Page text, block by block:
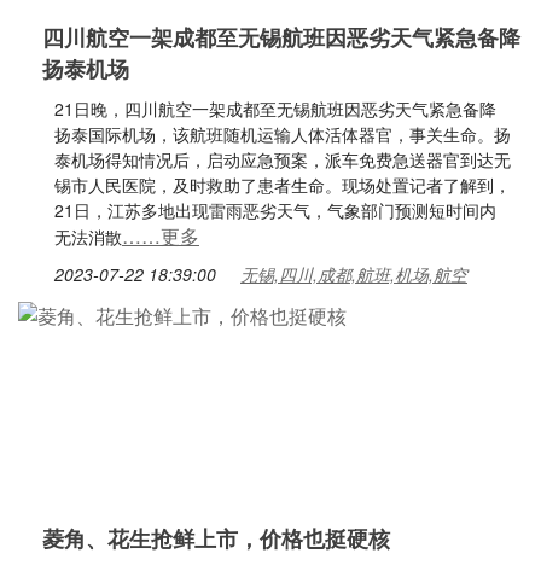
四川航空一架成都至无锡航班因恶劣天气紧急备降
扬泰机场
21日晚，四川航空一架成都至无锡航班因恶劣天气紧急备降
扬泰国际机场，该航班随机运输人体活体器官，事关生命。扬
泰机场得知情况后，启动应急预案，派车免费急送器官到达无
锡市人民医院，及时救助了患者生命。现场处置记者了解到，
21日，江苏多地出现雷雨恶劣天气，气象部门预测短时间内
无法消散……更多
2023-07-22 18:39:00 无锡,四川,成都,航班,机场,航空
菱角、花生抢鲜上市，价格也挺硬核